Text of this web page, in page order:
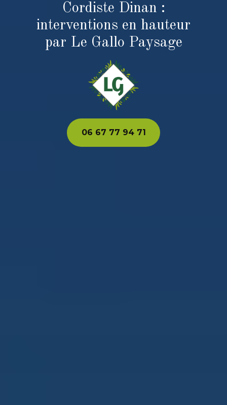
Cordiste Dinan :
interventions en hauteur
par Le Gallo Paysage
06 67 77 94 71